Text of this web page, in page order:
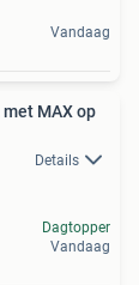
Vandaag
MAX op
Details
Dagtopper
Vandaag